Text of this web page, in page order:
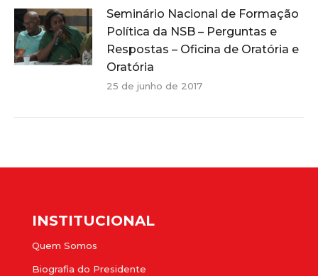
Seminário Nacional de Formação
Política da NSB – Perguntas e
Respostas – Oficina de Oratória e
Oratória
25 de junho de 2017
INSTITUCIONAL
Quem Somos
Biografia do Presidente